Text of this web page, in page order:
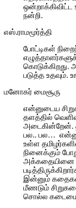
ஒன்றாக்கிவிட்ட
நன்றி.
எஸ்.ராமமூர்த்தி
போட்டிகள்
கொடுக்கிறது.
படுத்த
மனோகர் மைசூரு
என்னுடைய
தளத்தில்
அடைகின்றேன்.
பல.. பல…
உள்ள
நினைக்கும்
அக்கதையினை
இன்னும்
மீணடும்
சொல்ல